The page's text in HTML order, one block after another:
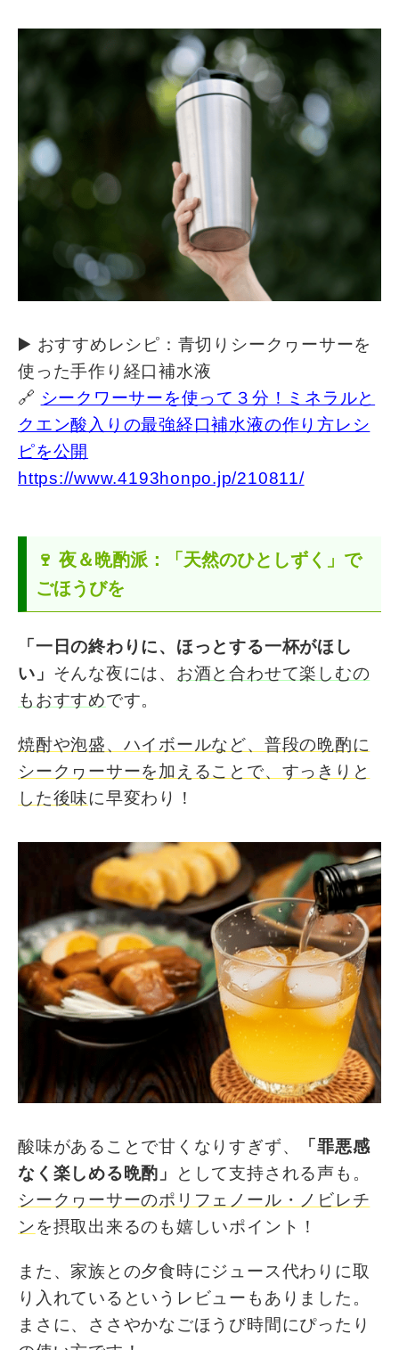
▶️ おすすめレシピ：青切りシークヮーサーを
使った手作り経口補水液
🔗 シークワーサーを使って３分！ミネラルと
クエン酸入りの最強経口補水液の作り方レシ
ピを公開
https://www.4193honpo.jp/210811/
🍷 夜＆晩酌派：「天然のひとしずく」で
ごほうびを
「一日の終わりに、ほっとする一杯がほし
い」 そんな夜には、 お酒と合わせて楽しむの
もおすすめです。
焼酎や泡盛、ハイボールなど、普段の晩酌に
シークヮーサーを加えることで、すっきりと
した後味に早変わり！
酸味があることで甘くなりすぎず、
「罪悪感
なく楽しめる晩酌」
として支持される声も。
シークヮーサーのポリフェノール・ノビレチ
ンを摂取出来るのも嬉しいポイント！
また、家族との夕食時にジュース代わりに取
り入れているというレビューもありました。
まさに、ささやかなごほうび時間にぴったり